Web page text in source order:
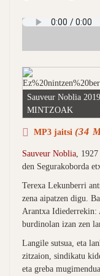
Sauveur Noblia
MINTZOAK
MP3 jaitsi (34
Sauveur Noblia ,
den Segurakoborda
Terexa Lekunberri
zena aipatzen digu.
Arantxa Idiederrekin:
burdinolan izan zen
Langile sutsua, eta
zitzaion, sindikatu
eta greba